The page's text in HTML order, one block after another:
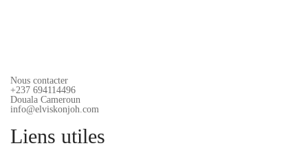
Nous contacter
+237 694114496
Douala Cameroun
info@elviskonjoh.com
Liens utiles